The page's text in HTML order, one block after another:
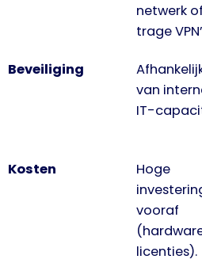
netwerk of
trage
Beveiliging
van
IT-
Kosten
Hoge
vooraf
licenties).